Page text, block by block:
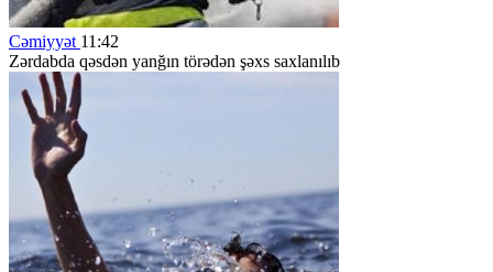
Cəmiyyət 11:42
Zərdabda qəsdən yanğın törədən şəxs saxlanılıb